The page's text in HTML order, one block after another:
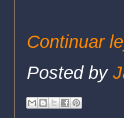
Continuar
Posted by